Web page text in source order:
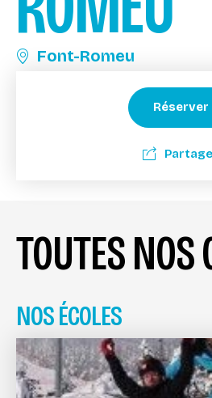
Font-Romeu
Réserver
TOUTES NOS
NOS ÉCOLES